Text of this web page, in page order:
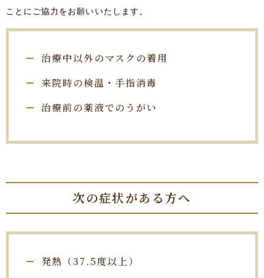
ことにご協力をお願いいたします。
治療中以外のマスクの着用
来院時の検温・手指消毒
治療前の薬液でのうがい
次の症状がある方へ
発熱（37.5度以上）